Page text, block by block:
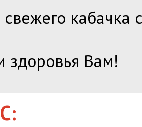
свежего кабачка
здоровья Вам!